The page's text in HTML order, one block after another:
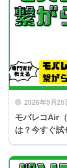
2026年5月25
モバレコAir
は？今すぐ